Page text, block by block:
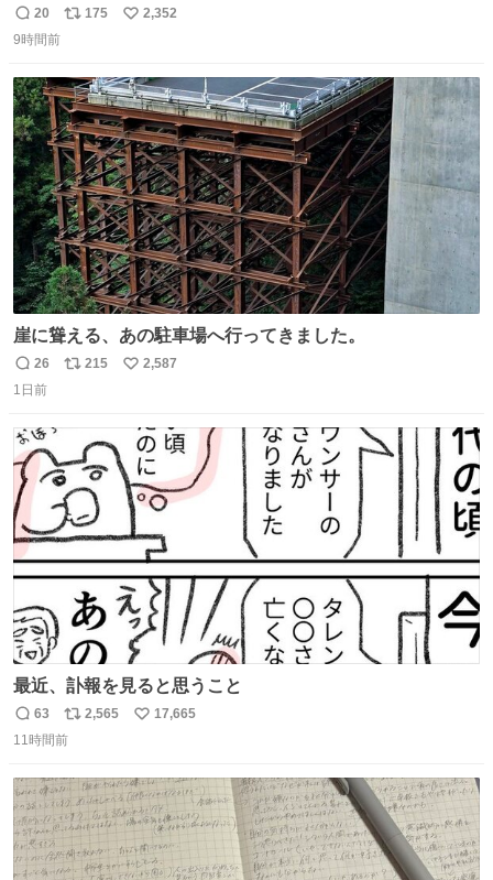
で満足感エグいから一生食べてる😭
返
信
20
リ
ト
数
175
い
数
2,352
9時間前
崖に聳える、あの駐車場へ行ってきました。
返
信
26
リ
数
215
い
2,587
1日前
最近、訃報を見ると思うこと
返
信
63
リ
ポ
ト
数
2,565
い
数
17,665
11時間前